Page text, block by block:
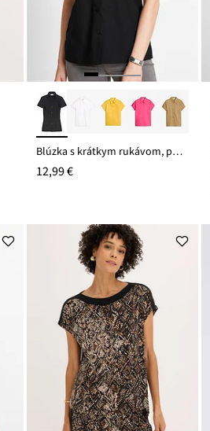
Blúzka s krátkym rukávom, popelínová
12,99 €